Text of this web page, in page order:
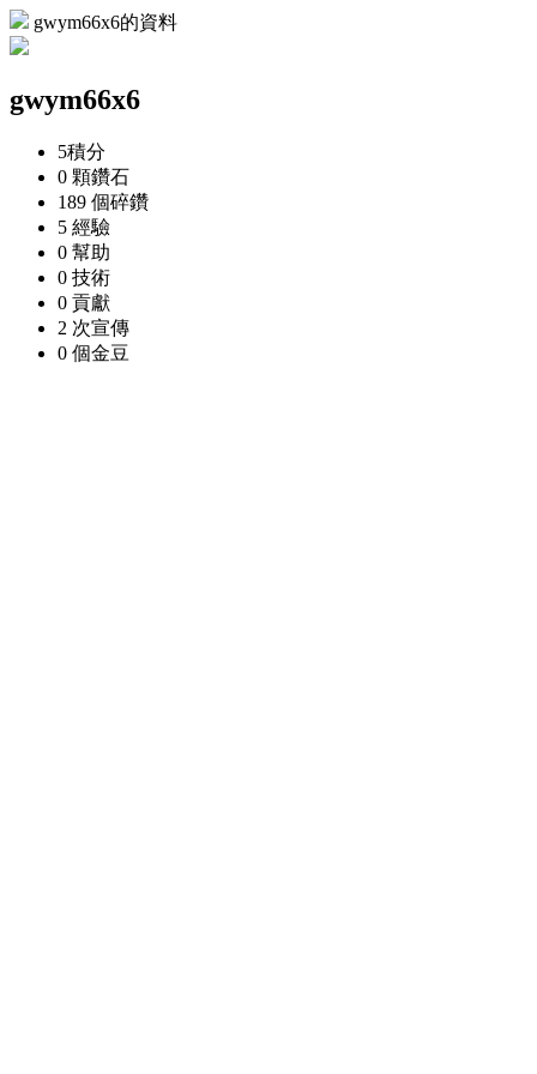
gwym66x6的資料
gwym66x6
5積分
0 顆鑽石
189 個碎鑽
5 經驗
0 幫助
0 技術
0 貢獻
2 次宣傳
0 個金豆